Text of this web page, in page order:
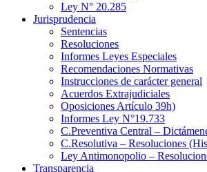
Ley N° 20.285
Jurisprudencia
Sentencias
Resoluciones
Informes Leyes Especiales
Recomendaciones Normativas
Instrucciones de carácter general
Acuerdos Extrajudiciales
Oposiciones Artículo 39h)
Informes Ley N°19.733
C.Preventiva Central –
C.Resolutiva – Resoluciones
Ley Antimonopolio –
Transparencia